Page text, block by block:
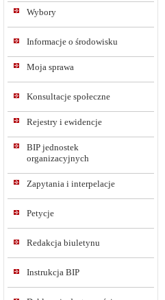
Wybory
Informacje o środowisku
Moja sprawa
Konsultacje społeczne
Rejestry i ewidencje
BIP jednostek
organizacyjnych
Zapytania i interpelacje
Petycje
Redakcja biuletynu
Instrukcja BIP